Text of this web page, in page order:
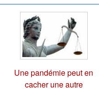
Une pandémie peut en
cacher une autre